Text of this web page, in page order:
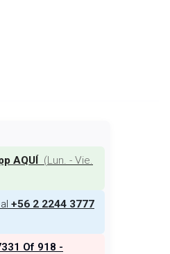
AQUÍ (Lun. - Vie.
+56 2 2244 3777
Of 918 -